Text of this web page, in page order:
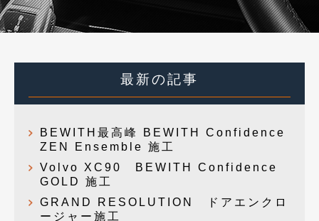
最新の記事
BEWITH最高峰 BEWITH Confidence
ZEN Ensemble 施工
Volvo XC90 BEWITH Confidence
GOLD 施工
GRAND RESOLUTION ドアエンクロ
ージャー施工